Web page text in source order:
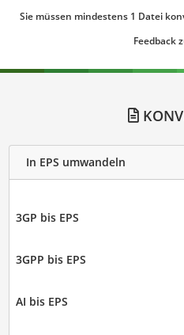
Sie müssen mindestens 1 Datei
Feedback
In EPS umwandeln
3GP bis EPS
3GPP bis EPS
AI bis EPS